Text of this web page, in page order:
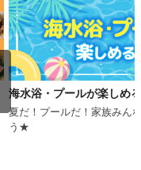
海水浴・プールが楽しめ
夏だ！プールだ！家族みん
う★